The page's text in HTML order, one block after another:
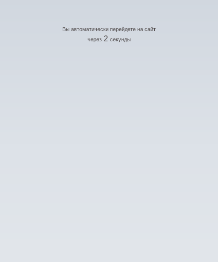
Вы автоматически перейдете на сайт
через 2 секунды